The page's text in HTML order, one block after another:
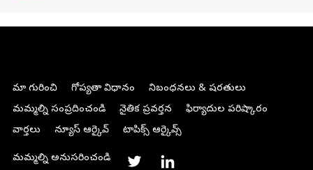
మా గురించి గోప్యతా విధానం
నిబంధనలు & షరతులు
మమ్మల్ని సంప్రదించండి
నైతిక ప్రవర్తన
ఫిర్యాదుల పరిష్కారం
వార్తలు
న్యూస్ ఆర్కైవ్ టాపిక్స్ ఆర్కైవ్స్
మమ్మల్ని అనుసరించండి